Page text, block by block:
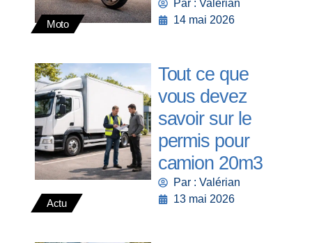
Moto
Par : Valérian
14 mai 2026
Actu
Tout ce que
vous devez
savoir sur le
permis pour
camion 20m3
Par : Valérian
13 mai 2026